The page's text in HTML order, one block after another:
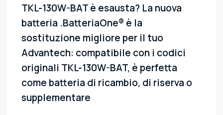
TKL-130W-BAT è esausta? La nuova
batteria .BatteriaOne® è la
sostituzione migliore per il tuo
Advantech: compatibile con i codici
originali TKL-130W-BAT, è perfetta
come batteria di ricambio, di riserva o
supplementare